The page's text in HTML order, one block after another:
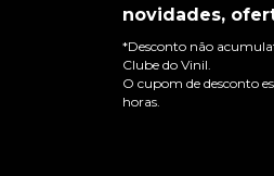
novidades,
*Desconto não
Clube do Vinil.
O cupom de desconto
horas.